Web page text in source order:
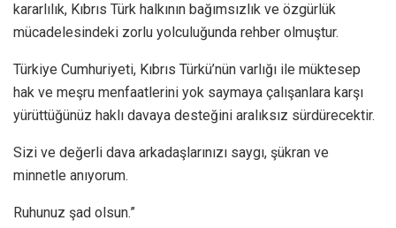
kararlılık, Kıbrıs Türk halkının bağımsızlık ve özgürlük
mücadelesindeki zorlu yolculuğunda rehber olmuştur.
Türkiye Cumhuriyeti, Kıbrıs Türkü’nün varlığı ile müktesep
hak ve meşru menfaatlerini yok saymaya çalışanlara karşı
yürüttüğünüz haklı davaya desteğini aralıksız sürdürecektir.
Sizi ve değerli dava arkadaşlarınızı saygı, şükran ve
minnetle anıyorum.
Ruhunuz şad olsun.”